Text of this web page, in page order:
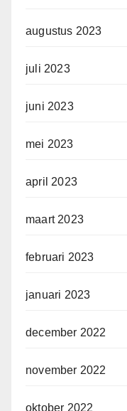
augustus 2023
juli 2023
juni 2023
mei 2023
april 2023
maart 2023
februari 2023
januari 2023
december 2022
november 2022
oktober 2022